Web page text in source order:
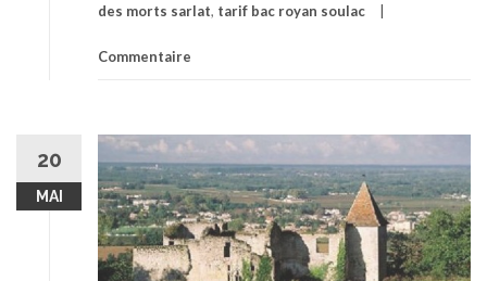
des morts sarlat, tarif bac royan soulac
Commentaire
20
MAI